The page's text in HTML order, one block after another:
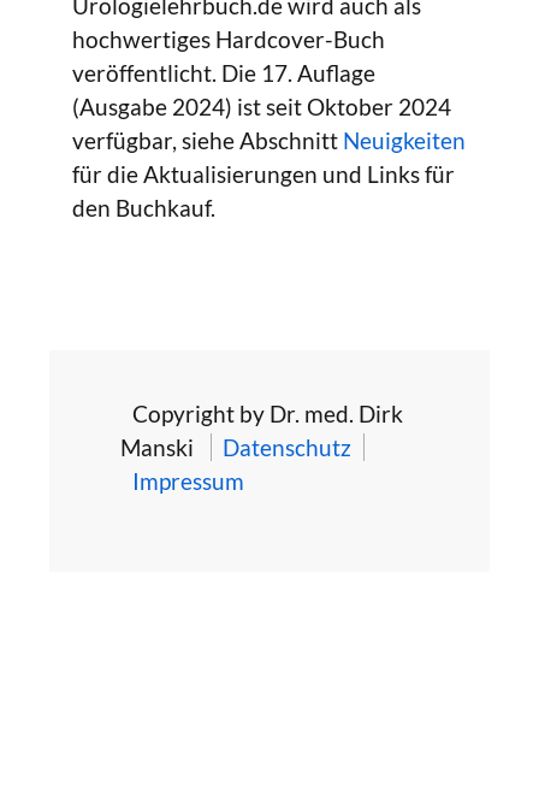
Urologielehrbuch.de wird auch als
hochwertiges Hardcover-Buch
veröffentlicht. Die 17. Auflage
(Ausgabe 2024) ist seit Oktober 2024
verfügbar, siehe Abschnitt Neuigkeiten
für die Aktualisierungen und Links für
den Buchkauf.
Copyright by Dr. med. Dirk
Manski
Datenschutz
Impressum